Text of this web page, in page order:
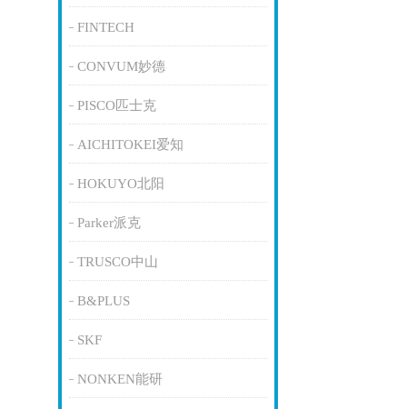
FINTECH
CONVUM妙德
PISCO匹士克
AICHITOKEI爱知
HOKUYO北阳
Parker派克
TRUSCO中山
B&PLUS
SKF
NONKEN能研